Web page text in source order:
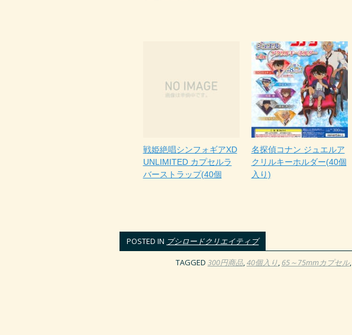
戦姫絶唱シンフォギアXD
UNLIMITED カプセルラ
バーストラップ(40個
名探偵コナン ジュエルア
クリルキーホルダー(40個
入り)
POSTED IN ブシロードクリエイティブ
TAGGED 300円商品,40個入り, 65～75mmカプセル,